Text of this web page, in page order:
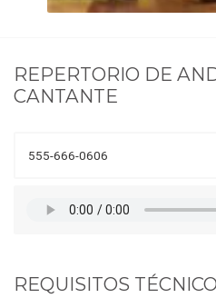
REPERTORIO DE
CANTANTE
555-666-0606
REQUISITOS